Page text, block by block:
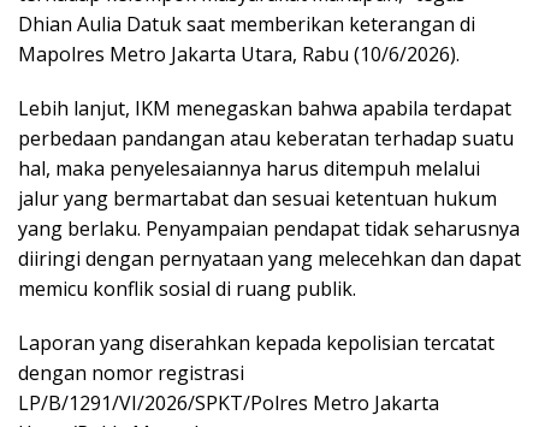
Dhian Aulia Datuk saat memberikan keterangan di
Mapolres Metro Jakarta Utara, Rabu (10/6/2026).
Lebih lanjut, IKM menegaskan bahwa apabila terdapat
perbedaan pandangan atau keberatan terhadap suatu
hal, maka penyelesaiannya harus ditempuh melalui
jalur yang bermartabat dan sesuai ketentuan hukum
yang berlaku. Penyampaian pendapat tidak seharusnya
diiringi dengan pernyataan yang melecehkan dan dapat
memicu konflik sosial di ruang publik.
Laporan yang diserahkan kepada kepolisian tercatat
dengan nomor registrasi
LP/B/1291/VI/2026/SPKT/Polres Metro Jakarta